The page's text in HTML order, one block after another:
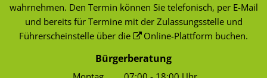
wahrnehmen. Den Termin können Sie telefonisch, per E-Mail
und bereits für Termine mit der Zulassungsstelle und
Führerscheinstelle über die
Online-Plattform buchen.
Bürgerberatung